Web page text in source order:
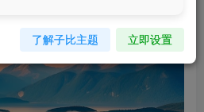
了解子比主题 立即设置